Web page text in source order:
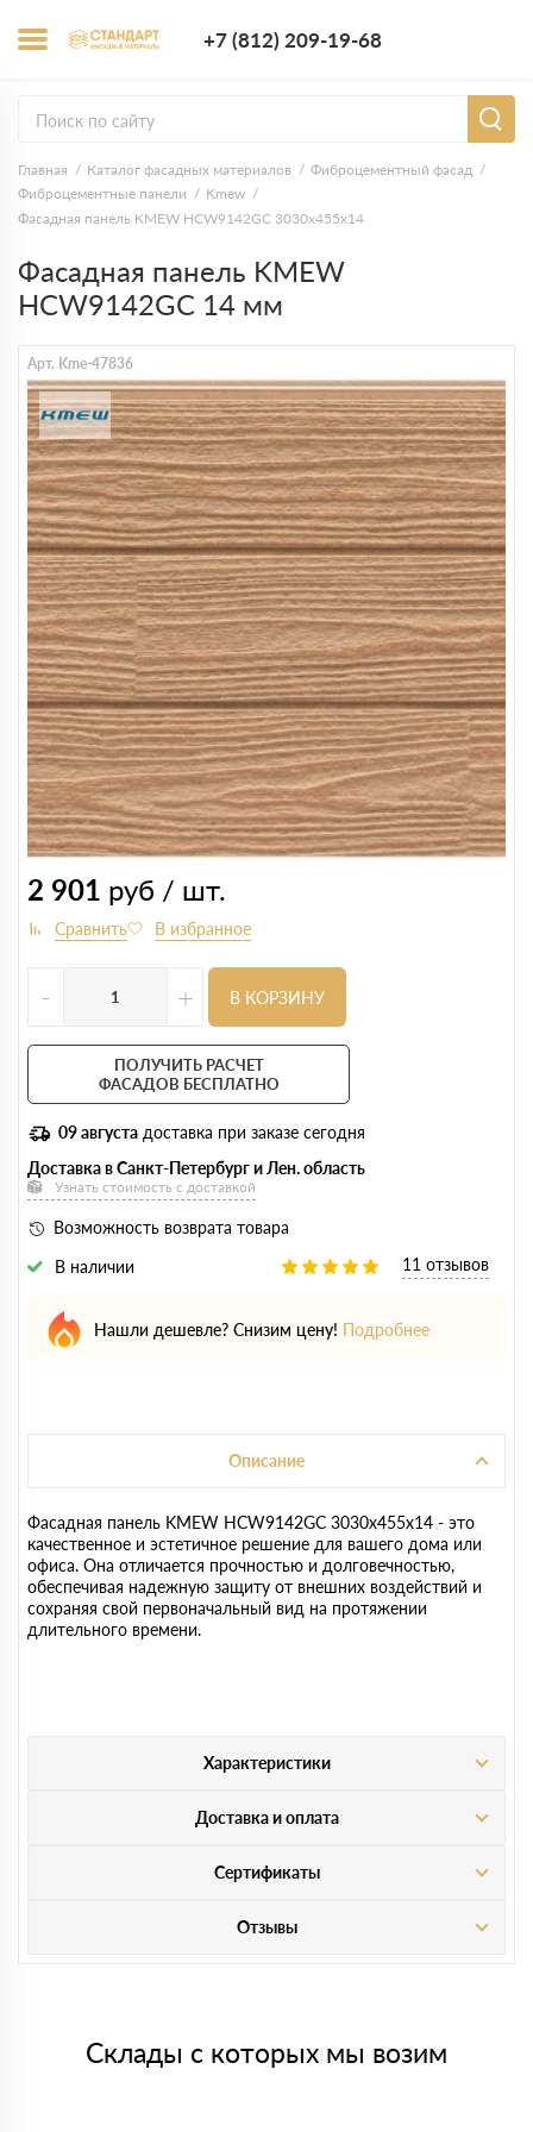
+7 (812) 209-19-68
Главная Каталог фасадных материалов
Фиброцементный фасад
Фиброцементные панели
Kmew
Фасадная панель KMEW HCW9142GC 3030х455х14
Фасадная панель KMEW
HCW9142GC 14 мм
Арт. Kme-47836
2 901 руб / шт.
- + В КОРЗИНУ
ПОЛУЧИТЬ РАСЧЕТ
ФАСАДОВ БЕСПЛАТНО
09 августа доставка при заказе сегодня
Доставка в Санкт-Петербург и Лен. область
Узнать стоимость с доставкой
Возможность возврата товара
В наличии
11 отзывов
Нашли дешевле? Снизим цену! Подробнее
Описание
Фасадная панель KMEW HCW9142GC 3030х455х14 - это
качественное и эстетичное решение для вашего дома или
офиса. Она отличается прочностью и долговечностью,
обеспечивая надежную защиту от внешних воздействий и
сохраняя свой первоначальный вид на протяжении
длительного времени.
Характеристики
Доставка и оплата
Сертификаты
Отзывы
Склады с которых мы возим